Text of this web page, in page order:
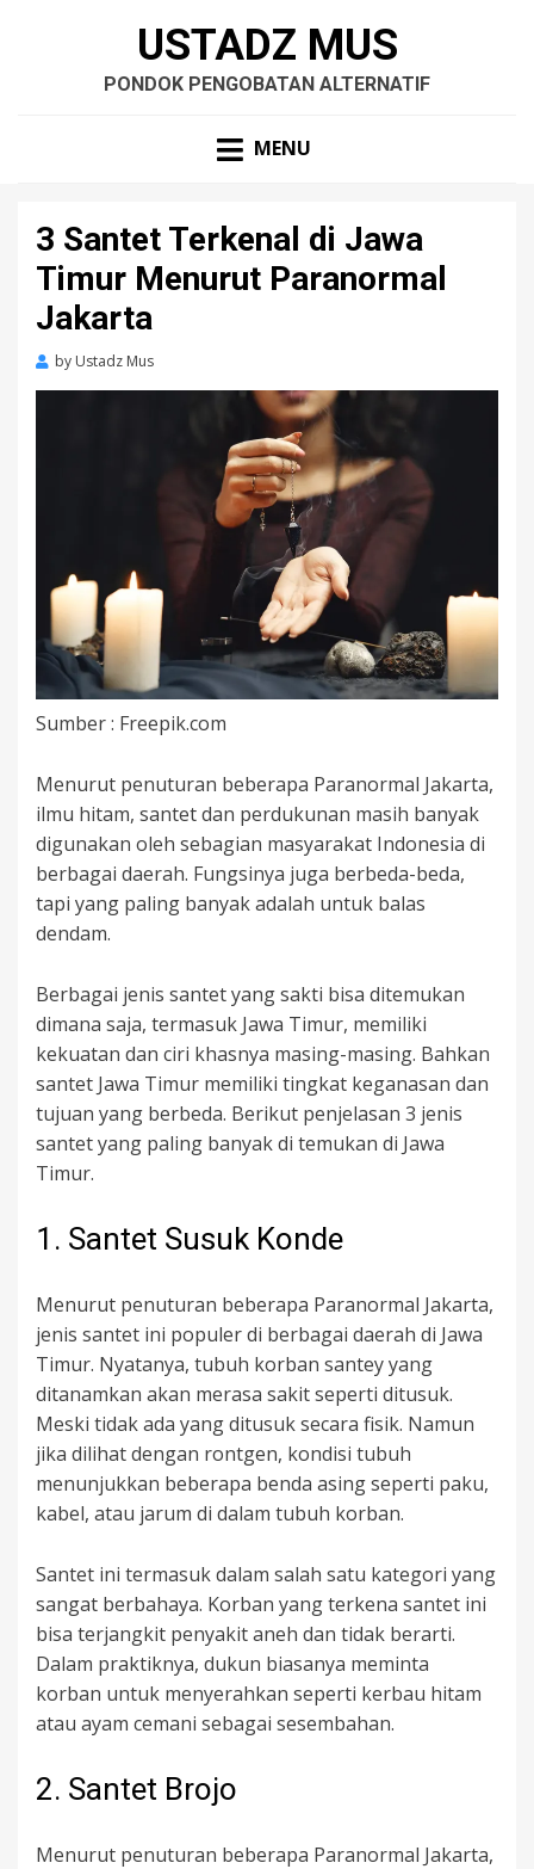
USTADZ MUS
PONDOK PENGOBATAN ALTERNATIF
MENU
3 Santet Terkenal di Jawa
Timur Menurut Paranormal
Jakarta
by Ustadz Mus
Sumber : Freepik.com
Menurut penuturan beberapa Paranormal Jakarta,
ilmu hitam, santet dan perdukunan masih banyak
digunakan oleh sebagian masyarakat Indonesia di
berbagai daerah. Fungsinya juga berbeda-beda,
tapi yang paling banyak adalah untuk balas
dendam.
Berbagai jenis santet yang sakti bisa ditemukan
dimana saja, termasuk Jawa Timur, memiliki
kekuatan dan ciri khasnya masing-masing. Bahkan
santet Jawa Timur memiliki tingkat keganasan dan
tujuan yang berbeda. Berikut penjelasan 3 jenis
santet yang paling banyak di temukan di Jawa
Timur.
1. Santet Susuk Konde
Menurut penuturan beberapa Paranormal Jakarta,
jenis santet ini populer di berbagai daerah di Jawa
Timur. Nyatanya, tubuh korban santey yang
ditanamkan akan merasa sakit seperti ditusuk.
Meski tidak ada yang ditusuk secara fisik. Namun
jika dilihat dengan rontgen, kondisi tubuh
menunjukkan beberapa benda asing seperti paku,
kabel, atau jarum di dalam tubuh korban.
Santet ini termasuk dalam salah satu kategori yang
sangat berbahaya. Korban yang terkena santet ini
bisa terjangkit penyakit aneh dan tidak berarti.
Dalam praktiknya, dukun biasanya meminta
korban untuk menyerahkan seperti kerbau hitam
atau ayam cemani sebagai sesembahan.
2. Santet Brojo
Menurut penuturan beberapa Paranormal Jakarta,